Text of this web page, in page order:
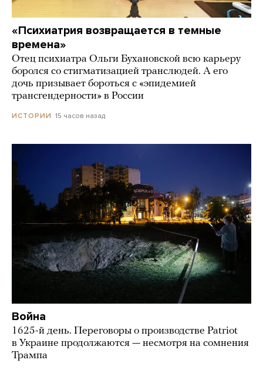
«Психиатрия возвращается в темные
времена»
Отец психиатра Ольги Бухановской всю карьеру
боролся со стигматизацией транслюдей. А его
дочь призывает бороться с «эпидемией
трансгендерности» в России
ИСТОРИИ 15 часов назад
Война
1625-й день. Переговоры о производстве Patriot
в Украине продолжаются — несмотря на сомнения
Трампа